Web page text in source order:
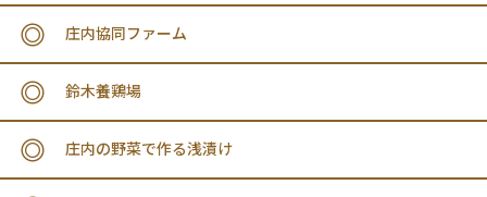
庄内協同ファーム
鈴木養鶏場
庄内の野菜で作る浅漬け